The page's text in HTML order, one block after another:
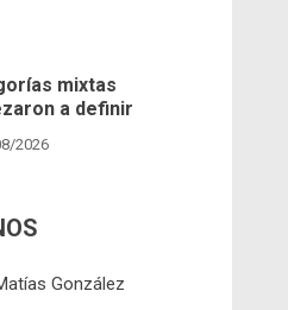
mixtas
a definir
2026
González